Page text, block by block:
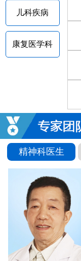
儿科疾病
康复医学科
精神科医生